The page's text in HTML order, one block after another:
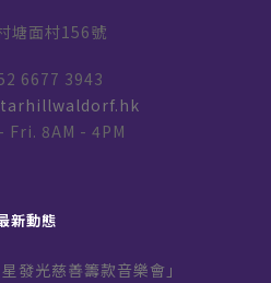
塘面村156號
6677 3943
Fri. 8AM - 4PM
新動態
發光慈善籌款音樂會」